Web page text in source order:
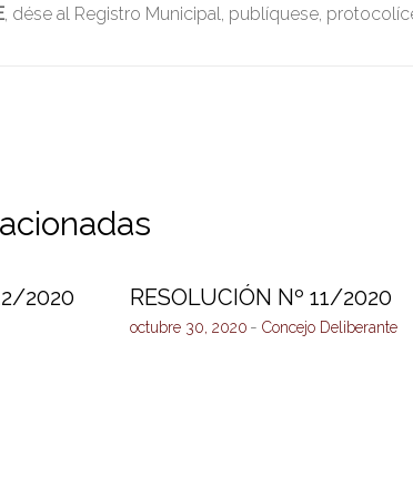
, dése al Registro Municipal, publíquese,
2020 RESOLUCIÓN Nº 11/2020
octubre 30, 2020 Concejo Deliberante